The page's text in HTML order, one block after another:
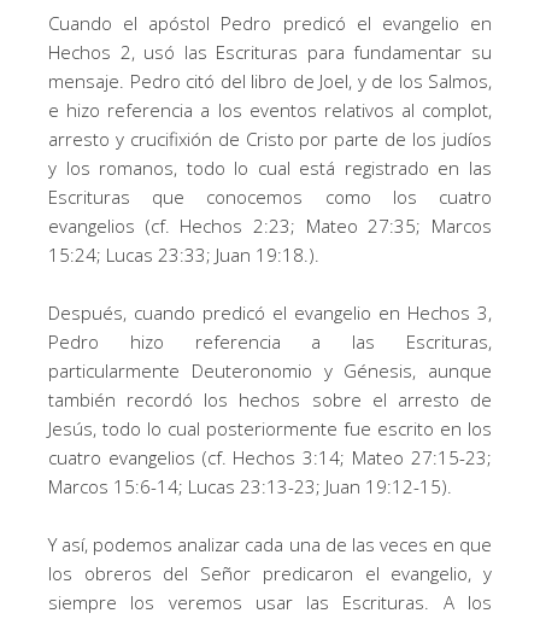
Cuando el apóstol Pedro predicó el evangelio en
Hechos 2, usó las Escrituras para fundamentar su
mensaje. Pedro citó del libro de Joel, y de los Salmos,
e hizo referencia a los eventos relativos al complot,
arresto y crucifixión de Cristo por parte de los judíos
y los romanos, todo lo cual está registrado en las
Escrituras que conocemos como los cuatro
evangelios (cf. Hechos 2:23; Mateo 27:35; Marcos
15:24; Lucas 23:33; Juan 19:18.).
Después, cuando predicó el evangelio en Hechos 3,
Pedro hizo referencia a las Escrituras,
particularmente Deuteronomio y Génesis, aunque
también recordó los hechos sobre el arresto de
Jesús, todo lo cual posteriormente fue escrito en los
cuatro evangelios (cf. Hechos 3:14; Mateo 27:15-23;
Marcos 15:6-14; Lucas 23:13-23; Juan 19:12-15).
Y así, podemos analizar cada una de las veces en que
los obreros del Señor predicaron el evangelio, y
siempre los veremos usar las Escrituras. A los